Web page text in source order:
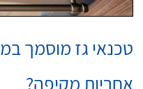
טכנאי גז מוסמך
אחריות מקיפה?